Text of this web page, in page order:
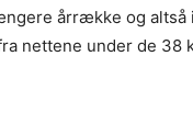
årrække og altså
nettene under de 38